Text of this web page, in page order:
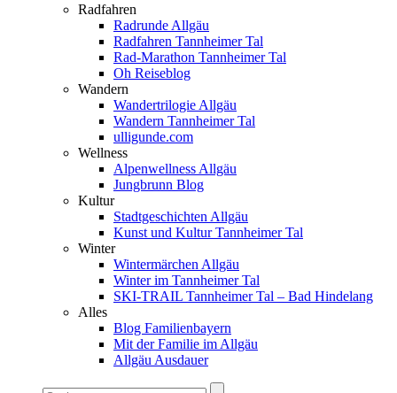
Radfahren
Radrunde Allgäu
Radfahren Tannheimer Tal
Rad-Marathon Tannheimer Tal
Oh Reiseblog
Wandern
Wandertrilogie Allgäu
Wandern Tannheimer Tal
ulligunde.com
Wellness
Alpenwellness Allgäu
Jungbrunn Blog
Kultur
Stadtgeschichten Allgäu
Kunst und Kultur Tannheimer Tal
Winter
Wintermärchen Allgäu
Winter im Tannheimer Tal
SKI-TRAIL Tannheimer Tal – Bad Hindelang
Alles
Blog Familienbayern
Mit der Familie im Allgäu
Allgäu Ausdauer